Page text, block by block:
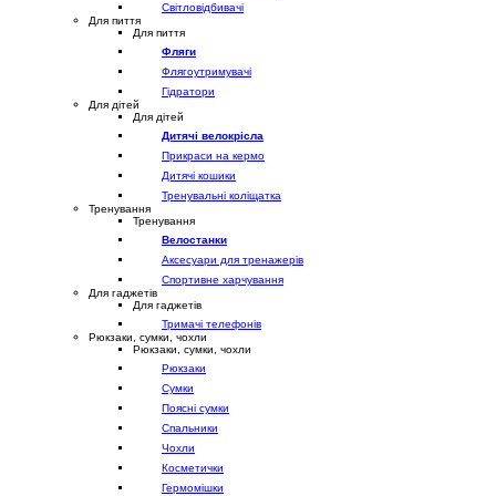
Світловідбивачі
Для пиття
Для пиття
Фляги
Флягоутримувачі
Гідратори
Для дітей
Для дітей
Дитячі велокрісла
Прикраси на кермо
Дитячі кошики
Тренувальні коліщатка
Тренування
Тренування
Велостанки
Аксесуари для тренажерів
Спортивне харчування
Для гаджетів
Для гаджетів
Тримачі телефонів
Рюкзаки, сумки, чохли
Рюкзаки, сумки, чохли
Рюкзаки
Сумки
Поясні сумки
Спальники
Чохли
Косметички
Гермомішки